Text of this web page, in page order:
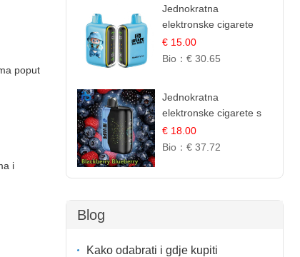
poput
i
Jednokratna
elektronske cigarete
25.000 Puffova -
Jagodni Sladoled |
€ 15.00
Bio： € 30.65
Jednokratna
elektronske cigarete s
35.000 šlukova - Kupina
& Borovnica | Intenzivna
Voća
€ 18.00
Bio： € 37.72
Blog
Kako odabrati i gdje kupiti